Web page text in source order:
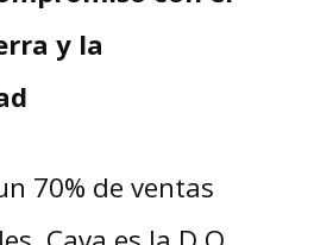
y la
70% de ventas